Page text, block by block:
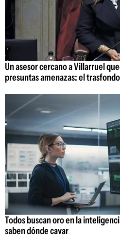
Un asesor cercano a Villarruel
presuntas amenazas: el
Todos buscan oro en la
saben dónde cavar